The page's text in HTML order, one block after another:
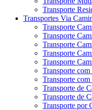
Transporte
Transportes Via
Transporte
Transporte
Transporte
Transporte
Transporte
Transporte
Transporte
Transporte de
Transporte de
Transporte por